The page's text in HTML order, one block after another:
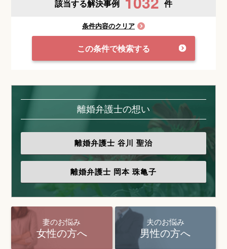
該当する解決事例 件
条件内容のクリア
この条件で検索する
離婚弁護士の想い
離婚弁護士 谷川 聖治
離婚弁護士 岡本 珠亀子
妻のお悩み
女性の方へ
夫のお悩み
男性の方へ